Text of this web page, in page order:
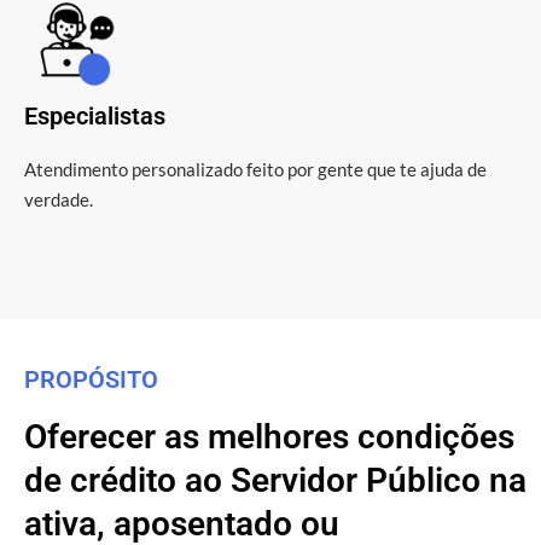
Especialistas
Atendimento personalizado feito por gente que te ajuda de
verdade.
PROPÓSITO
Oferecer as melhores condições
de crédito ao Servidor Público na
ativa, aposentado ou